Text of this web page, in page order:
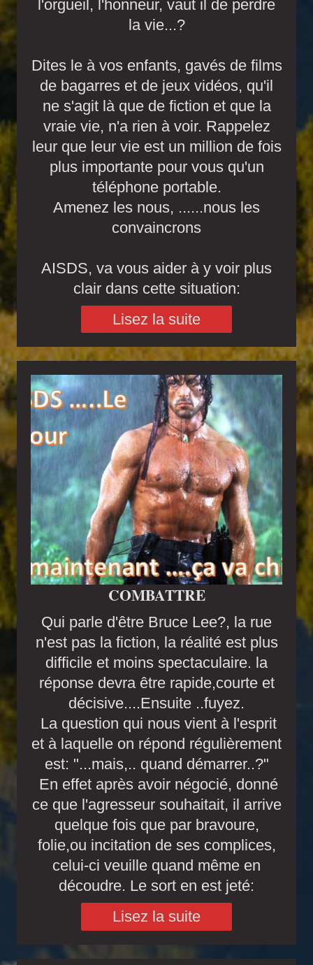
l'orgueil, l'honneur, vaut il de perdre
la vie...?
Dites le à vos enfants, gavés de films
de bagarres et de jeux vidéos, qu'il
ne s'agit là que de fiction et que la
vraie vie, n'a rien à voir. Rappelez
leur que leur vie est un million de fois
plus importante pour vous qu'un
téléphone portable.
Amenez les nous, ......nous les
convaincrons
AISDS, va vous aider à y voir plus
clair dans cette situation:
Lisez la suite
COMBATTRE
Qui parle d'être Bruce Lee?, la rue
n'est pas la fiction, la réalité est plus
difficile et moins spectaculaire. la
réponse devra être rapide,courte et
décisive....Ensuite ..fuyez.
La question qui nous vient à l'esprit
et à laquelle on répond régulièrement
est: "...mais,.. quand démarrer..?"
En effet après avoir négocié, donné
ce que l'agresseur souhaitait, il arrive
quelque fois que par bravoure,
folie,ou incitation de ses complices,
celui-ci veuille quand même en
découdre. Le sort en est jeté:
Lisez la suite